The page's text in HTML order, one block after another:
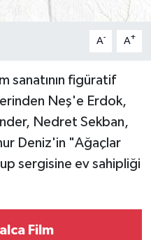
A- A+
sanatının figüratif
Neş'e Erdok,
Nedret Sekban,
Deniz'in "Ağaçlar
sergisine ev sahipliği
Film